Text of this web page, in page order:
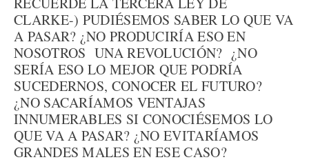
CLARKE-) PUDIÉSEMOS SABER LO QUE VA
A PASAR? ¿NO PRODUCIRÍA ESO EN
NOSOTROS UNA REVOLUCIÓN? ¿NO
SERÍA ESO LO MEJOR QUE PODRÍA
SUCEDERNOS, CONOCER EL FUTURO?
¿NO SACARÍAMOS VENTAJAS
INNUMERABLES SI CONOCIÉSEMOS LO
QUE VA A PASAR? ¿NO EVITARÍAMOS
GRANDES MALES EN ESE CASO?